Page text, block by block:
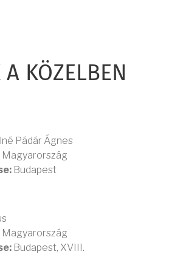
A KÖZELBEN
Pádár Ágnes
Magyarország
Budapest
Magyarország
Budapest, XVIII.